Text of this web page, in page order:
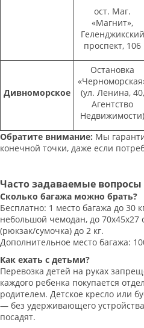
ост. Маг.
«Магнит»,
Геленджикский
проспект, 106
Дивноморское
Остановка
(ул. Ленина, 40,
Агентство
Недвижимости)
Обратите внимание: Мы
конечной точки, даже если
Часто задаваемые
Сколько багажа можно брать?
Бесплатно: 1 место багажа до 30
небольшой чемодан, до
(рюкзак/сумочка) до 2 кг.
Дополнительное место багажа:
Как ехать с детьми?
Перевозка детей на руках
каждого ребенка покупается
родителем. Детское кресло или
— без удерживающего
посадят.